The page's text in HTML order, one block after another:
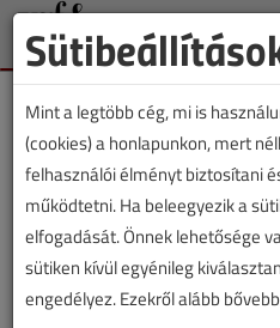
Lapszám:
Mint a legtöbb cég, mi is
(cookies) a honlapunkon, mert
felhasználói élményt biztosítani
működtetni. Ha beleegyezik a
elfogadását. Önnek lehetősége
sütiken kívül egyénileg
engedélyez. Ezekről alább